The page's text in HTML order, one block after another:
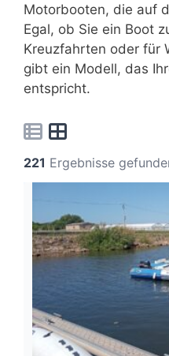
Motorbooten, die auf
Egal, ob Sie ein Boot
Kreuzfahrten oder für
gibt ein Modell, das
entspricht.
221 Ergebnisse